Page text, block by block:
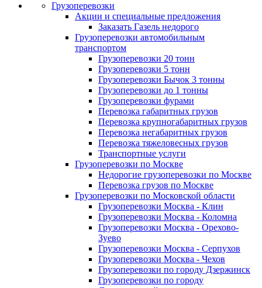
Грузоперевозки
Акции и специальные предложения
Заказать Газель недорого
Грузоперевозки автомобильным
транспортом
Грузоперевозки 20 тонн
Грузоперевозки 5 тонн
Грузоперевозки Бычок 3 тонны
Грузоперевозки до 1 тонны
Грузоперевозки фурами
Перевозка габаритных грузов
Перевозка крупногабаритных грузов
Перевозка негабаритных грузов
Перевозка тяжеловесных грузов
Транспортные услуги
Грузоперевозки по Москве
Недорогие грузоперевозки по Москве
Перевозка грузов по Москве
Грузоперевозки по Московской области
Грузоперевозки Москва - Клин
Грузоперевозки Москва - Коломна
Грузоперевозки Москва - Орехово-
Зуево
Грузоперевозки Москва - Серпухов
Грузоперевозки Москва - Чехов
Грузоперевозки по городу Дзержинск
Грузоперевозки по городу